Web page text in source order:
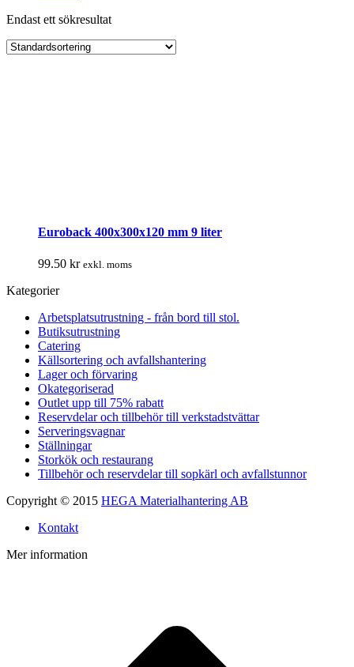
Endast ett sökresultat
Euroback 400x300x120 mm 9 liter
99.50 kr exkl. moms
Kategorier
Arbetsplatsutrustning - från bord till stol.
Butiksutrustning
Catering
Källsortering och avfallshantering
Lager och förvaring
Okategoriserad
Outlet upp till 75% rabatt
Reservdelar och tillbehör till verkstadstvättar
Serveringsvagnar
Ställningar
Storkök och restaurang
Tillbehör och reservdelar till sopkärl och avfallstunnor
Copyright © 2015 HEGA Materialhantering AB
Kontakt
Mer information